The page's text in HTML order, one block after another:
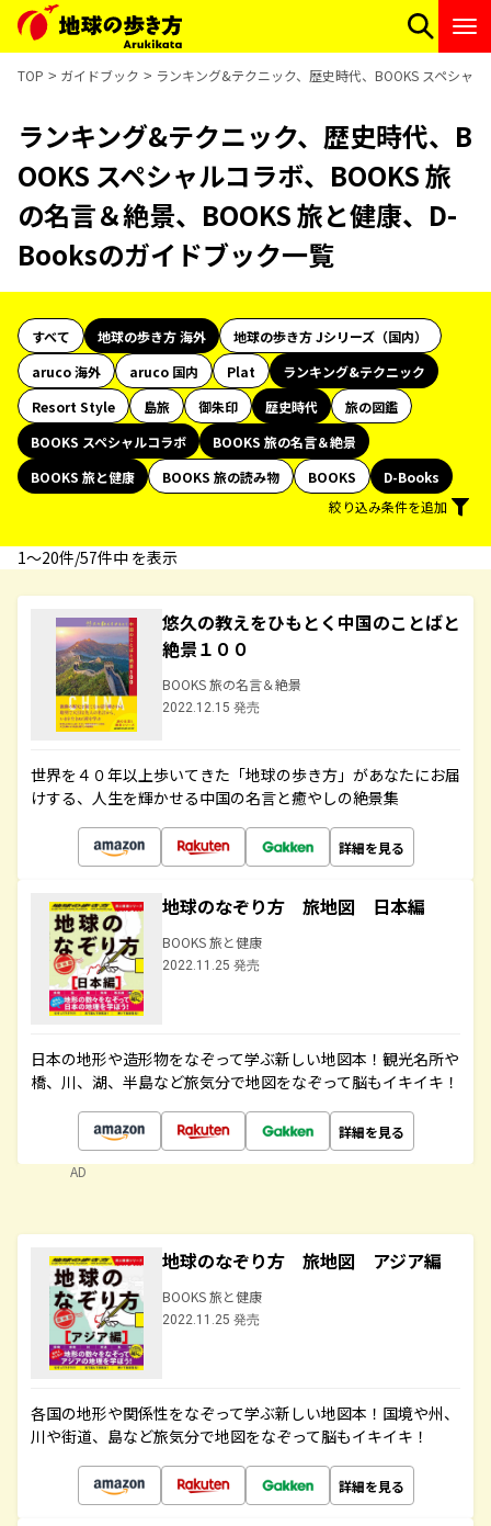
TOP ガイドブック ランキング&テクニック、歴史時代、BOOKS スペシャ
ランキング&テクニック、歴史時代、B
OOKS スペシャルコラボ、BOOKS 旅
の名言＆絶景、BOOKS 旅と健康、D-
Booksのガイドブック一覧
すべて 地球の歩き方 海外
地球の歩き方 Jシリーズ（国内）
aruco 海外
aruco 国内 Plat
ランキング&テクニック
Resort Style
島旅 御朱印 歴史時代
旅の図鑑
BOOKS スペシャルコラボ
BOOKS 旅の名言＆絶景
BOOKS 旅と健康
BOOKS 旅の読み物 BOOKS
D-Books
絞り込み条件を追加
1〜20件/57件中 を表示
悠久の教えをひもとく中国のことばと
絶景１００
BOOKS 旅の名言＆絶景
2022.12.15 発売
世界を４０年以上歩いてきた「地球の歩き方」があなたにお届
けする、人生を輝かせる中国の名言と癒やしの絶景集
詳細を見る
地球のなぞり方 旅地図 日本編
BOOKS 旅と健康
2022.11.25 発売
日本の地形や造形物をなぞって学ぶ新しい地図本！観光名所や
橋、川、湖、半島など旅気分で地図をなぞって脳もイキイキ！
詳細を見る
AD
地球のなぞり方 旅地図 アジア編
BOOKS 旅と健康
2022.11.25 発売
各国の地形や関係性をなぞって学ぶ新しい地図本！国境や州、
川や街道、島など旅気分で地図をなぞって脳もイキイキ！
詳細を見る